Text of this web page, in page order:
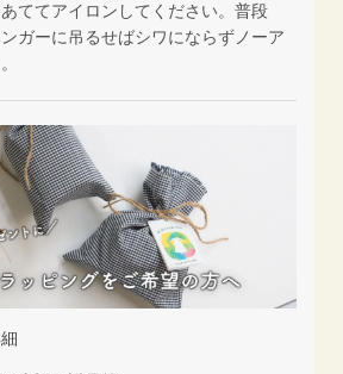
ててアイロンしてください。普段
ガーに吊るせばシワにならずノーア